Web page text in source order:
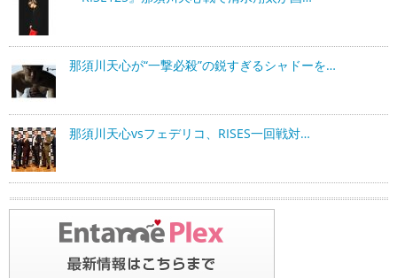
那須川天心が“一撃必殺”の鋭すぎるシャドーを…
那須川天心vsフェデリコ、RISES一回戦対…